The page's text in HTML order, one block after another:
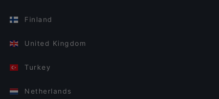
Finland
United Kingdom
Turkey
Netherlands